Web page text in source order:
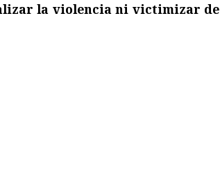
la violencia ni victimizar de